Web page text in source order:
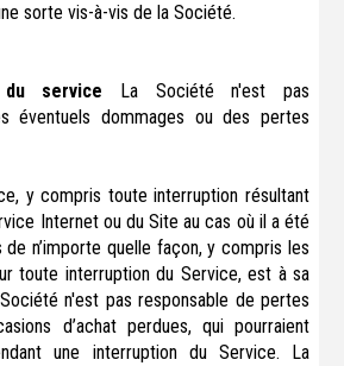
sorte vis-à-vis de la Société.
service La Société n'est pas
éventuels dommages ou des pertes
y compris toute interruption résultant
Internet ou du Site au cas où il a été
n’importe quelle façon, y compris les
toute interruption du Service, est à sa
n'est pas responsable de pertes
d’achat perdues, qui pourraient
une interruption du Service. La